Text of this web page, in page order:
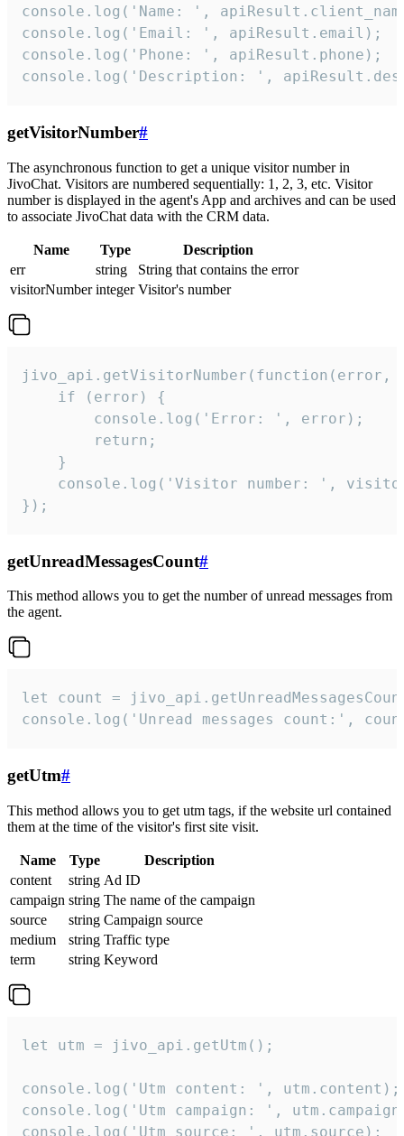
console.log('Name: ',
console.log('Email: ', apiResult.email);
console.log('Phone: ', apiResult.phone);
console.log('Description: ',
getVisitorNumber#
The asynchronous function to get a unique visitor number in
JivoChat. Visitors are numbered sequentially: 1, 2, 3, etc. Visitor
number is displayed in the agent's App and archives and can be used
to associate JivoChat data with the CRM data.
Name Type
Description
err
string
String that contains the error
visitorNumber integer Visitor's number
jivo_api.getVisitorNumber(function(error,
    if (error) {
        console.log('Error: ', error);
        return;
    }
console.log('Visitor number: ',
});
getUnreadMessagesCount#
This method allows you to get the number of unread messages from
the agent.
let count =
console.log('Unread messages count:',
getUtm#
This method allows you to get utm tags, if the website url contained
them at the time of the visitor's first site visit.
Name Type
Description
content
string Ad ID
campaign string The name of the campaign
source
string Campaign source
medium
string Traffic type
term
string Keyword
let utm = jivo_api.getUtm();
console.log('Utm content: ', utm.content);
console.log('Utm campaign: ',
console.log('Utm source: ', utm.source);